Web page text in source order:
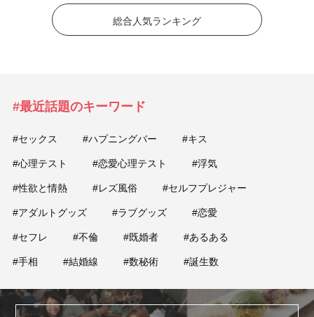
総合人気ランキング
#最近話題のキーワード
#セックス #ハプニングバー #キス
#心理テスト #恋愛心理テスト #浮気
#性欲と情熱 #レズ風俗 #セルフプレジャー
#アダルトグッズ #ラブグッズ #恋愛
#セフレ #不倫 #既婚者 #あるある
#手相 #結婚線 #数秘術 #誕生数